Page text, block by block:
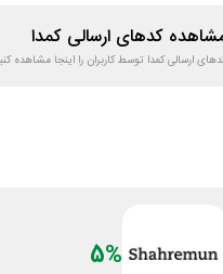
کدهای ارسالی کمدا‌
ارسالیکمدا‌ توسط کاربران را اینجا مشاهده
5%